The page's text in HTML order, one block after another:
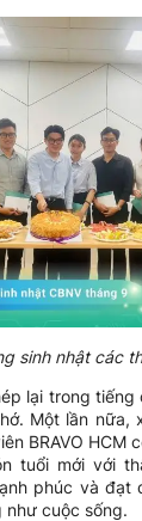
sinh nhật các
lại trong
Một lần nữa,
BRAVO HCM
tuổi mới với
phúc và đạt
cuộc sống.